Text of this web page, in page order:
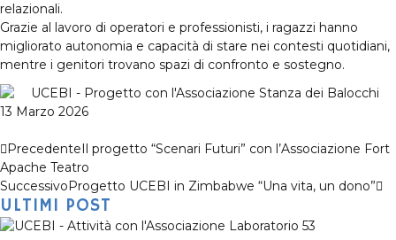
relazionali.
Grazie al lavoro di operatori e professionisti, i ragazzi hanno
migliorato autonomia e capacità di stare nei contesti quotidiani,
mentre i genitori trovano spazi di confronto e sostegno.
13 Marzo 2026
PrecedenteIl progetto “Scenari Futuri” con l’Associazione Fort
Apache Teatro
SuccessivoProgetto UCEBI in Zimbabwe “Una vita, un dono”
ULTIMI POST